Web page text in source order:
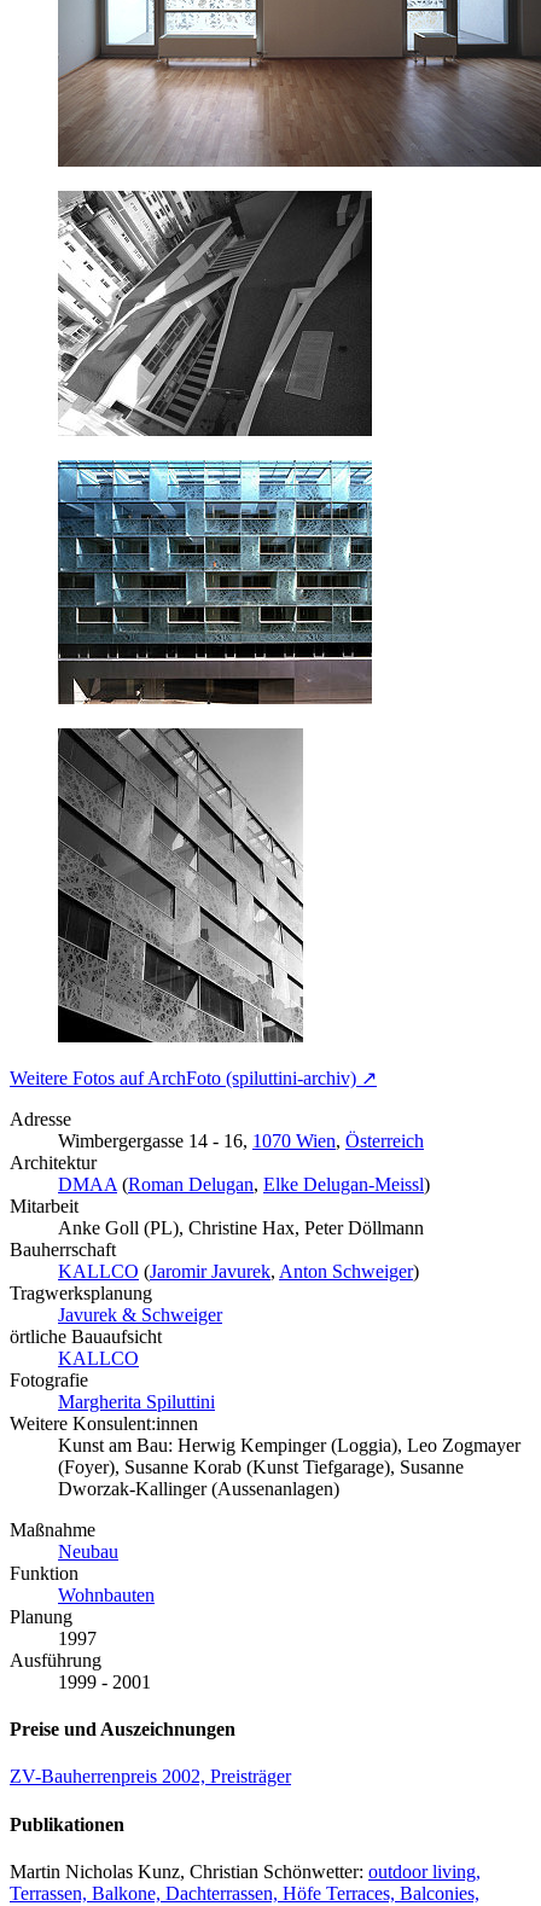
Weitere Fotos auf ArchFoto (spiluttini-archiv) ↗
Adresse
Wimbergergasse 14 - 16, 1070 Wien, Österreich
Architektur
DMAA (Roman Delugan, Elke Delugan-Meissl)
Mitarbeit
Anke Goll (PL), Christine Hax, Peter Döllmann
Bauherrschaft
KALLCO (Jaromir Javurek, Anton Schweiger)
Tragwerksplanung
Javurek & Schweiger
örtliche Bauaufsicht
KALLCO
Fotografie
Margherita Spiluttini
Weitere Konsulent:innen
Kunst am Bau: Herwig Kempinger (Loggia), Leo Zogmayer
(Foyer), Susanne Korab (Kunst Tiefgarage), Susanne
Dworzak-Kallinger (Aussenanlagen)
Maßnahme
Neubau
Funktion
Wohnbauten
Planung
1997
Ausführung
1999 - 2001
Preise und Auszeichnungen
ZV-Bauherrenpreis 2002, Preisträger
Publikationen
Martin Nicholas Kunz, Christian Schönwetter: outdoor living,
Terrassen, Balkone, Dachterrassen, Höfe Terraces, Balconies,